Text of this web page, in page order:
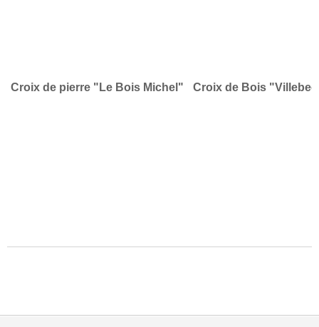
Croix de pierre "Le Bois Michel" Croix de Bois